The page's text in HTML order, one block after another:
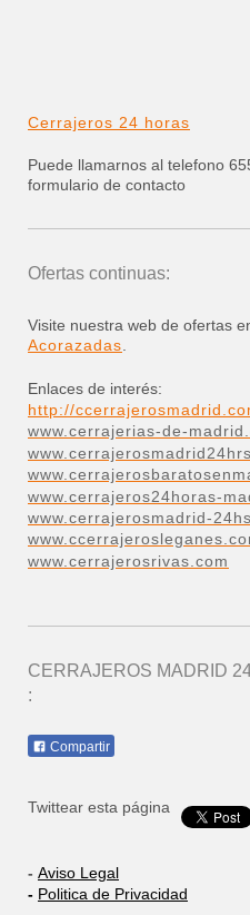
Cerrajeros 24 horas
Puede llamarnos al telefono
formulario de contacto
Ofertas continuas:
Visite nuestra web de ofertas
Acorazadas
Enlaces de interés:
http://
www.cerrajerias-de-
www.cerrajeros24horas-
www.cerrajerosmadrid-
www.cerrajerosrivas.com
CERRAJEROS MADRID
:
Compartir
Twittear esta página
- Aviso Legal
- Politica de Privacidad